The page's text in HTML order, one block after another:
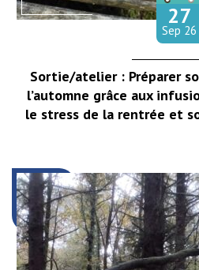
Sortie/atelier : Préparer
l’automne grâce aux
le stress de la rentrée et
Le 27
Sep 26